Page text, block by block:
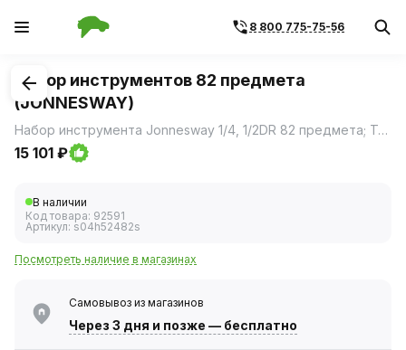
8 800 775-75-56
1/2
Набор инструментов 82 предмета
(JONNESWAY)
Набор инструмента Jonnesway 1/4, 1/2DR 82 предмета; Торцевые головки, 1/2: 14, 15, 16, 17, 18, 19, 20, 22, 24, 27, 30, 32 мм; Трещоточная рукоятка, 48 зубцов; Удлинители: 125 и 250 мм; Торцевые головки свечные: 16 и 21 мм; Адаптер для удлинителя под вороток 3/8&#40;F&#41;x1/2&#40;M&#41;; Держатель для бит 1/2DR x 5/16; Вставки &#40;биты&#41; 5/16 &#40;30мм&#41;: Шестигранные: 8, 10, 12, 14 мм; Шлиц: 8, 10, 12 мм; Phillips: РН3, РН4; Pozi: PZ3, PZ4; Torx: Т45, Т50, Т55; Шарнир карданный 1/4 DR; Торцевые головки: 4, 4.5, 5, 5.5, 6, 7, 8, 9, 10, 11, 12, 13, 14 мм; Трещоточная рукоятка, 48 зубцов; Головки со вставками Нех: 3, 4, 5, 6 мм; Torx: T8, T10, T15, T20, T25, T30; Шлиц 4, 5.5, 7 мм; Phillips: PH1, PH2.
15 101 ₽
В наличии
Код товара: 92591
Артикул: s04h52482s
Посмотреть наличие в магазинах
Самовывоз из магазинов
Через 3 дня и позже — бесплатно